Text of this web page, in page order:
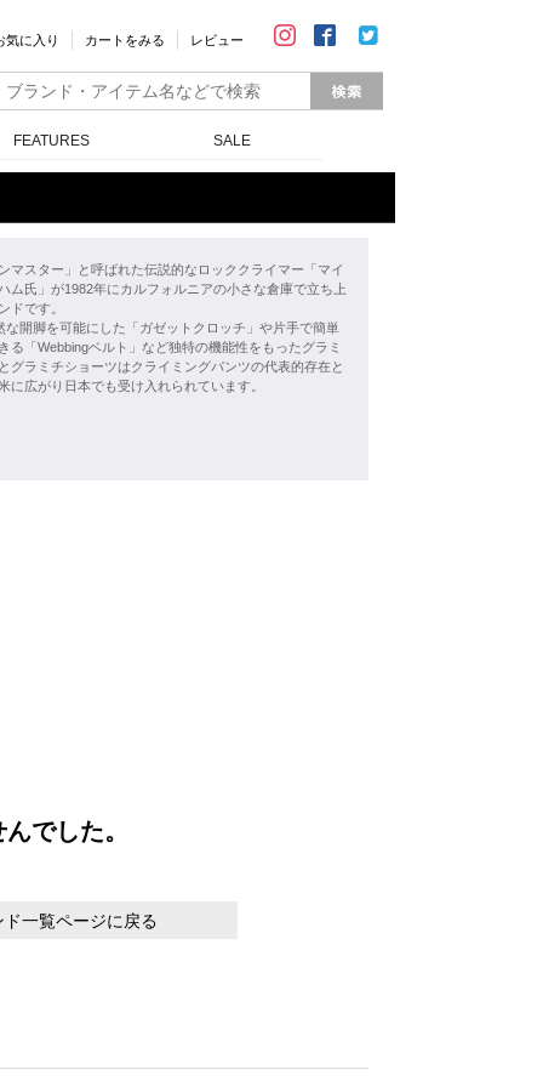
気に入り カートをみる レビュー
FEATURES SALE
ンマスター」と呼ばれた伝説的なロッククライマー「マイ
ム氏」が1982年にカルフォルニアの小さな倉庫で立ち上
ドです。
な開脚を可能にした「ガゼットクロッチ」や片手で簡単
る「Webbingベルト」など独特の機能性をもったグラミ
グラミチショーツはクライミングパンツの代表的存在と
に広がり日本でも受け入れられています。
でした。
ド一覧ページに戻る